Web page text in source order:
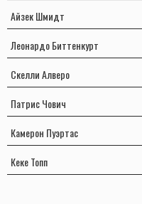
Айзек Шмидт
Леонардо Биттенкурт
Скелли Алверо
Патрис Чович
Камерон Пуэртас
Кеке Топп